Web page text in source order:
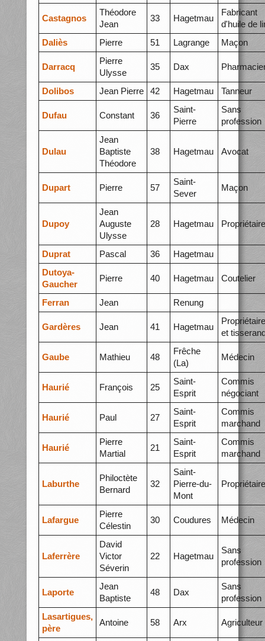
Castagnos
Théodore
Jean
33 Hagetmau
Fabricant
d'huile de
Daliès
Pierre 51 Lagrange Maçon
Darracq
Pierre
Ulysse
35 Dax
Dolibos Jean Pierre 42 Hagetmau Tanneur
Dufau Constant 36
Saint-
Pierre
Sans
profession
Dulau
Jean
Baptiste
Théodore
38 Hagetmau Avocat
Dupart Pierre 57
Saint-
Sever
Maçon
Dupoy
Jean
Auguste
Ulysse
28 Hagetmau Propriétaire
Duprat Pascal 36
Hagetmau
Dutoya-
Gaucher
Pierre 40 Hagetmau Coutelier
Ferran Jean Renung
Gardères Jean 41 Hagetmau
Propriétaire
et
Gaube Mathieu 48
Frêche
(La)
Médecin
Haurié François 25
Saint-
Esprit
Commis
négociant
Haurié Paul 27
Saint-
Esprit
Commis
marchand
Haurié
Pierre
Martial
21
Saint-
Esprit
Commis
marchand
Laburthe
Philoctète
Bernard
32
Saint-
Pierre-du-
Mont
Propriétaire
Lafargue
Pierre
Célestin
30 Coudures Médecin
Laferrère
David
Victor
Séverin
22 Hagetmau
Sans
profession
Laporte
Jean
Baptiste
48 Dax
Sans
profession
Lasartigues,
père
Antoine 58 Arx Agriculteur